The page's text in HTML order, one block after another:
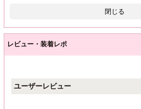
閉じる
レビュー・装着レポ
ユーザーレビュー